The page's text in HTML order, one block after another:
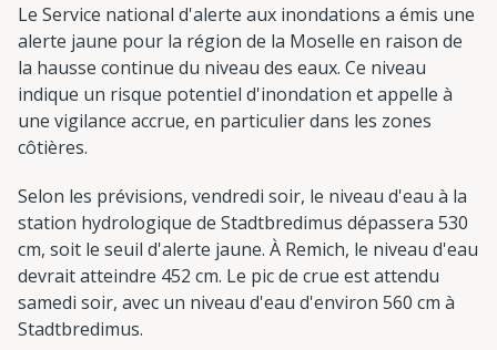
Le Service national d'alerte aux inondations a émis une
alerte jaune pour la région de la Moselle en raison de
la hausse continue du niveau des eaux. Ce niveau
indique un risque potentiel d'inondation et appelle à
une vigilance accrue, en particulier dans les zones
côtières.
Selon les prévisions, vendredi soir, le niveau d'eau à la
station hydrologique de Stadtbredimus dépassera 530
cm, soit le seuil d'alerte jaune. À Remich, le niveau d'eau
devrait atteindre 452 cm. Le pic de crue est attendu
samedi soir, avec un niveau d'eau d'environ 560 cm à
Stadtbredimus.